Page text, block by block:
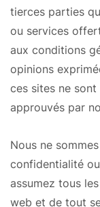
tierces parties
ou services
aux conditions
opinions
ces sites ne
approuvés par
Nous ne
confidentialité
assumez tous
web et de tout